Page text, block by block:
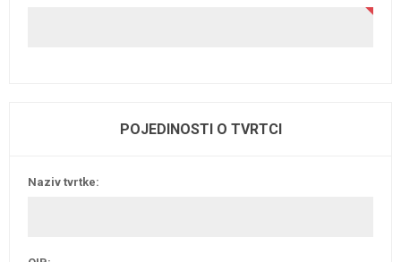
POJEDINOSTI O TVRTCI
Naziv tvrtke: